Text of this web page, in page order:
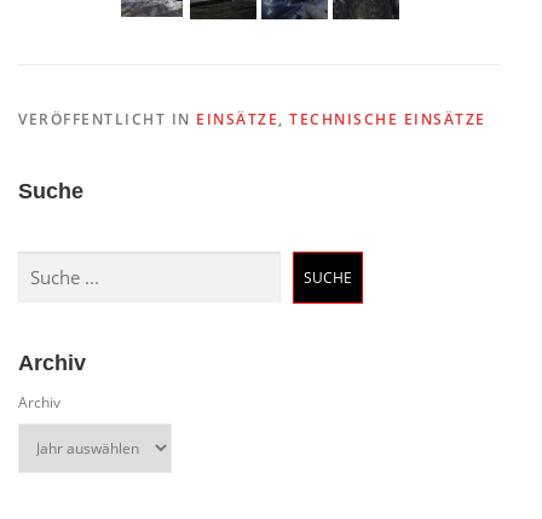
VERÖFFENTLICHT IN EINSÄTZE, TECHNISCHE EINSÄTZE
Suche
SUCHE
Archiv
Archiv